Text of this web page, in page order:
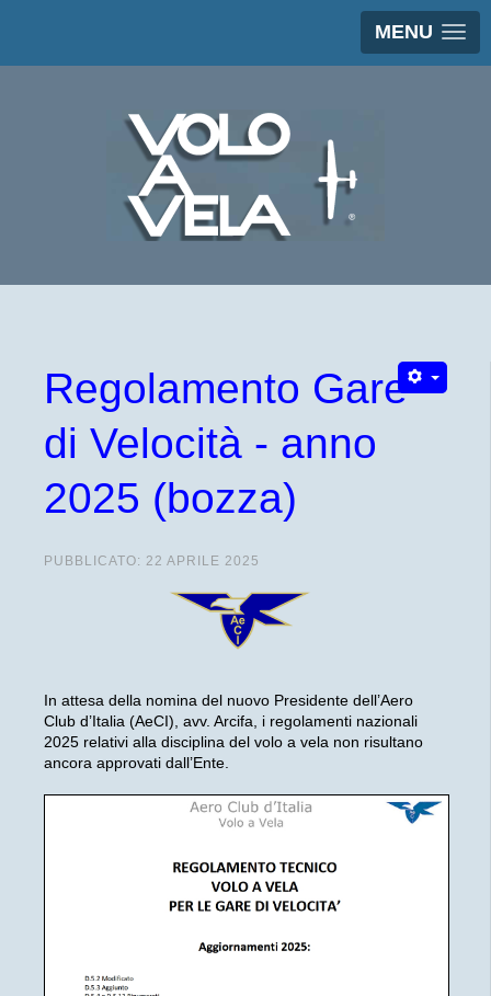
MENU
Regolamento Gare
di Velocità - anno
2025 (bozza)
PUBBLICATO: 22 APRILE 2025
In attesa della nomina del nuovo Presidente dell’Aero
Club d’Italia (AeCI), avv. Arcifa, i regolamenti nazionali
2025 relativi alla disciplina del volo a vela non risultano
ancora approvati dall’Ente.